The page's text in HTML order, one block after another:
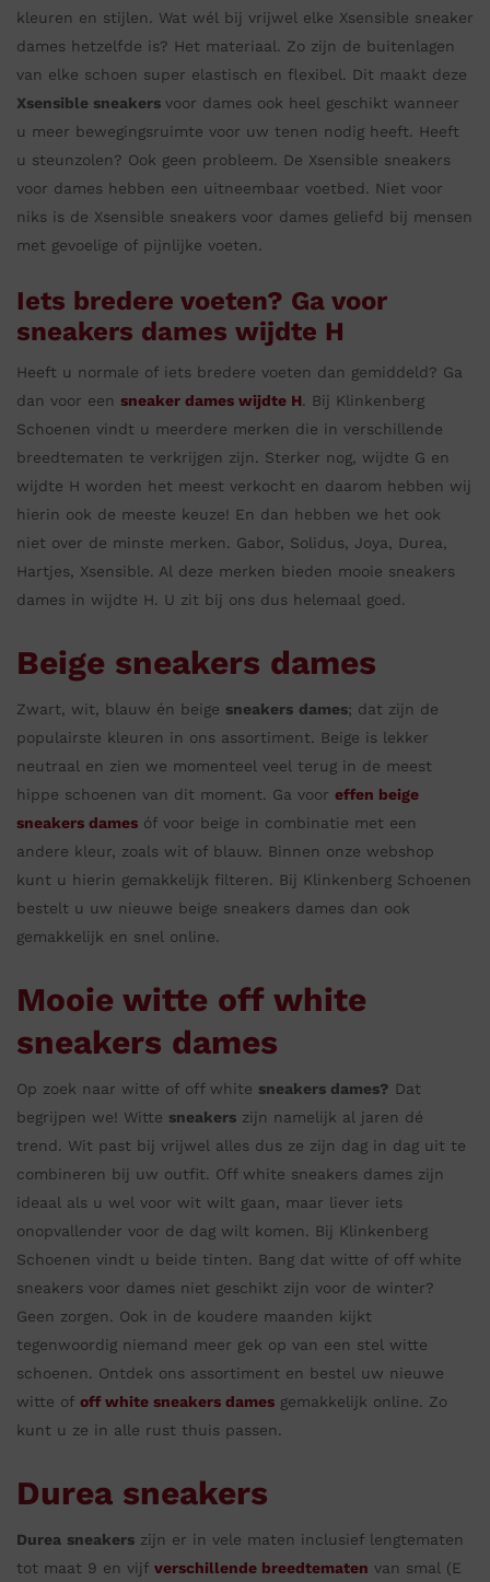
kleuren en stijlen. Wat wél bij vrijwel elke Xsensible sneaker
dames hetzelfde is? Het materiaal. Zo zijn de buitenlagen
van elke schoen super elastisch en flexibel. Dit maakt deze
Xsensible sneakers voor dames ook heel geschikt wanneer
u meer bewegingsruimte voor uw tenen nodig heeft. Heeft
u steunzolen? Ook geen probleem. De Xsensible sneakers
voor dames hebben een uitneembaar voetbed. Niet voor
niks is de Xsensible sneakers voor dames geliefd bij mensen
met gevoelige of pijnlijke voeten.
Iets bredere voeten? Ga voor
sneakers dames wijdte H
Heeft u normale of iets bredere voeten dan gemiddeld? Ga
dan voor een sneaker dames wijdte H. Bij Klinkenberg
Schoenen vindt u meerdere merken die in verschillende
breedtematen te verkrijgen zijn. Sterker nog, wijdte G en
wijdte H worden het meest verkocht en daarom hebben wij
hierin ook de meeste keuze! En dan hebben we het ook
niet over de minste merken. Gabor, Solidus, Joya, Durea,
Hartjes, Xsensible. Al deze merken bieden mooie sneakers
dames in wijdte H. U zit bij ons dus helemaal goed.
Beige sneakers dames
Zwart, wit, blauw én beige sneakers dames; dat zijn de
populairste kleuren in ons assortiment. Beige is lekker
neutraal en zien we momenteel veel terug in de meest
hippe schoenen van dit moment. Ga voor effen beige
sneakers dames óf voor beige in combinatie met een
andere kleur, zoals wit of blauw. Binnen onze webshop
kunt u hierin gemakkelijk filteren. Bij Klinkenberg Schoenen
bestelt u uw nieuwe beige sneakers dames dan ook
gemakkelijk en snel online.
Mooie witte off white
sneakers dames
Op zoek naar witte of off white sneakers dames? Dat
begrijpen we! Witte sneakers zijn namelijk al jaren dé
trend. Wit past bij vrijwel alles dus ze zijn dag in dag uit te
combineren bij uw outfit. Off white sneakers dames zijn
ideaal als u wel voor wit wilt gaan, maar liever iets
onopvallender voor de dag wilt komen. Bij Klinkenberg
Schoenen vindt u beide tinten. Bang dat witte of off white
sneakers voor dames niet geschikt zijn voor de winter?
Geen zorgen. Ook in de koudere maanden kijkt
tegenwoordig niemand meer gek op van een stel witte
schoenen. Ontdek ons assortiment en bestel uw nieuwe
witte of off white sneakers dames gemakkelijk online. Zo
kunt u ze in alle rust thuis passen.
Durea sneakers
Durea sneakers zijn er in vele maten inclusief lengtematen
tot maat 9 en vijf verschillende breedtematen van smal (E